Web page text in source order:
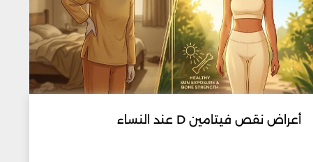
أعراض نقص فيتامين D عند النساء